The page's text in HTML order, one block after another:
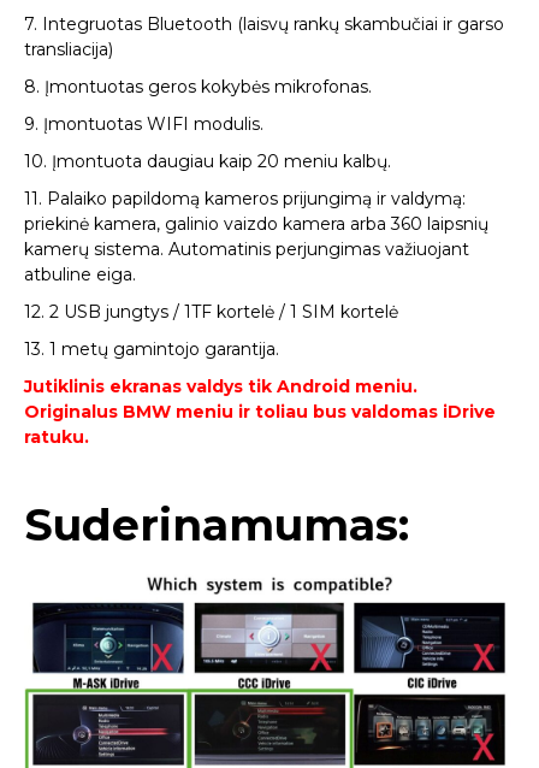
7. Integruotas Bluetooth (laisvų rankų skambučiai ir garso
transliacija)
8. Įmontuotas geros kokybės mikrofonas.
9. Įmontuotas WIFI modulis.
10. Įmontuota daugiau kaip 20 meniu kalbų.
11. Palaiko papildomą kameros prijungimą ir valdymą:
priekinė kamera, galinio vaizdo kamera arba 360 laipsnių
kamerų sistema. Automatinis perjungimas važiuojant
atbuline eiga.
12. 2 USB jungtys / 1TF kortelė / 1 SIM kortelė
13. 1 metų gamintojo garantija.
Jutiklinis ekranas valdys tik Android meniu.
Originalus BMW meniu ir toliau bus valdomas iDrive
ratuku.
Suderinamumas: